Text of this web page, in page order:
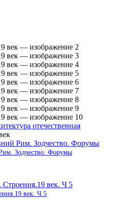
отечественная
Зодчество. Форумы
век. Ч 5